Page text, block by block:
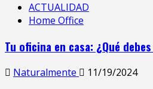
ACTUALIDAD
Home Office
Tu oficina en casa: ¿Qué
Naturalmente 11/19/2024